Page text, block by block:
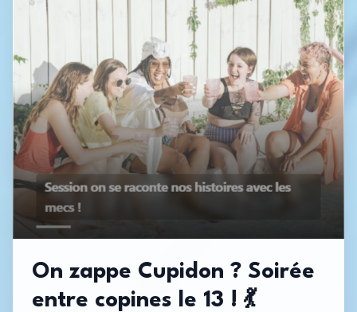
On zappe Cupidon ? Soirée
entre copines le 13 ! 💃